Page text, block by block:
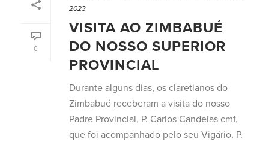
0
2023
VISITA AO ZIMBABUÉ
DO NOSSO SUPERIOR
PROVINCIAL
Durante alguns dias, os claretianos do
Zimbabué receberam a visita do nosso
Padre Provincial, P. Carlos Candeias cmf,
que foi acompanhado pelo seu Vigário, P.